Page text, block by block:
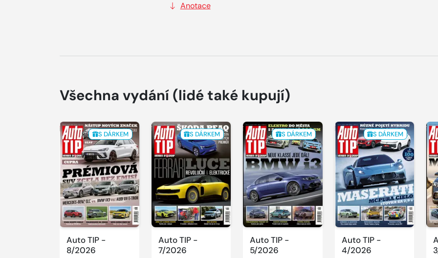
Anotace
Všechna vydání (lidé také kupují)
S DÁRKEM
Auto TIP -
8/2026
S DÁRKEM
Auto TIP -
7/2026
S DÁRKEM
Auto TIP -
5/2026
S DÁRKEM
Auto TIP -
4/2026